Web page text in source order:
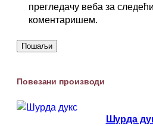
прегледачу веба за
коментаришем.
Повезани производи
Шурда